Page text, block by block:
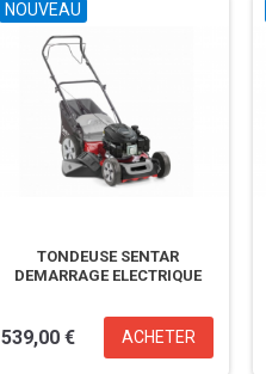
NOUVEAU
TONDEUSE SENTAR
DEMARRAGE ELECTRIQUE
539,00 € ACHETER